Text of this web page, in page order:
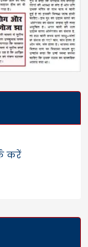
करें